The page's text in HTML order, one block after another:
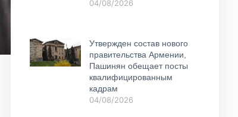
04/08/2026
Утвержден состав нового
правительства Армении,
Пашинян обещает посты
квалифицированным
кадрам
04/08/2026